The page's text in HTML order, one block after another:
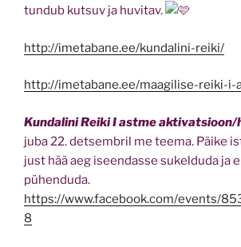
tundub kutsuv ja huvitav.
http://imetabane.ee/kundalini-reiki/
http://imetabane.ee/maagilise-reiki-i-
Kundalini Reiki I astme aktivatsioon/
juba 22. detsembril me teema. Päike
just hää aeg iseendasse sukelduda ja
pühenduda.
https://www.facebook.com/events/
8